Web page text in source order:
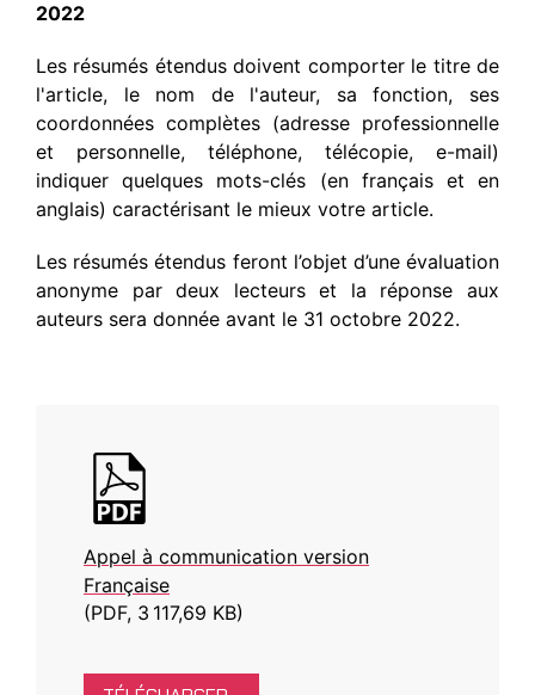
2022
Les résumés étendus doivent comporter le titre de
l'article, le nom de l'auteur, sa fonction, ses
coordonnées complètes (adresse professionnelle
et personnelle, téléphone, télécopie, e-mail)
indiquer quelques mots-clés (en français et en
anglais) caractérisant le mieux votre article.
Les résumés étendus feront l’objet d’une évaluation
anonyme par deux lecteurs et la réponse aux
auteurs sera donnée avant le 31 octobre 2022.
Appel à communication version
Française
(PDF, 3 117,69 KB)